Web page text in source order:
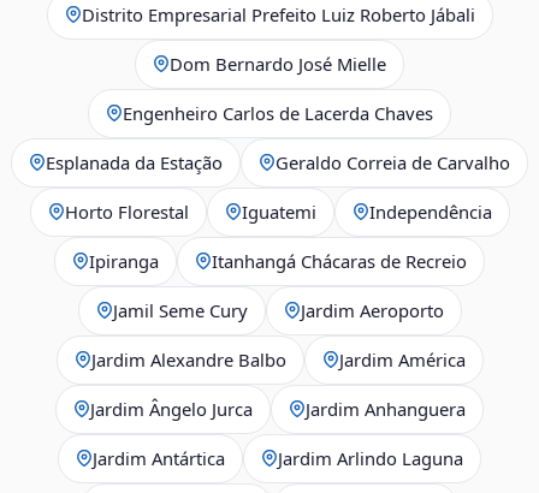
Distrito Empresarial Prefeito Luiz Roberto Jábali
Dom Bernardo José Mielle
Engenheiro Carlos de Lacerda Chaves
Esplanada da Estação Geraldo Correia de Carvalho
Horto Florestal Iguatemi Independência
Ipiranga Itanhangá Chácaras de Recreio
Jamil Seme Cury Jardim Aeroporto
Jardim Alexandre Balbo Jardim América
Jardim Ângelo Jurca Jardim Anhanguera
Jardim Antártica Jardim Arlindo Laguna